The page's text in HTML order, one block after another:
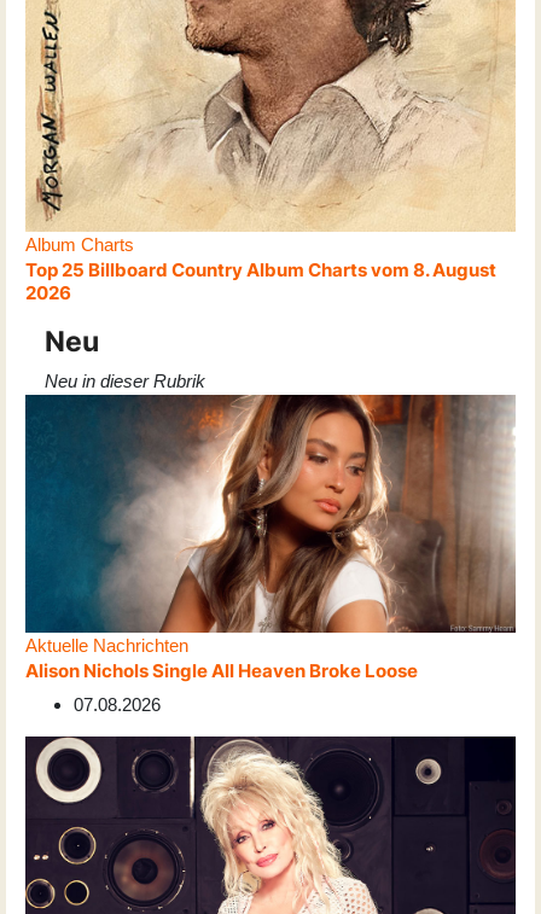
Album Charts
Top 25 Billboard Country Album Charts vom 8. August
2026
Neu
Neu in dieser Rubrik
Aktuelle Nachrichten
Alison Nichols Single All Heaven Broke Loose
07.08.2026